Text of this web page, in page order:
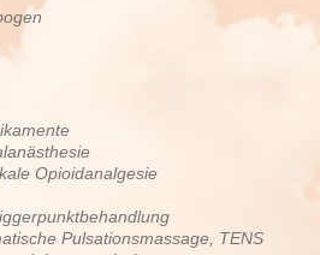
Opioidanalgesie
Pulsationsmassage TENS